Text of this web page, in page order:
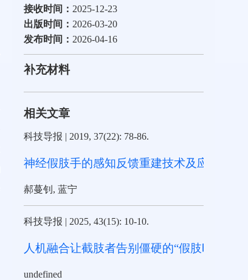
接收时间： 2025-12-23
出版时间： 2026-03-20
发布时间： 2026-04-16
补充材料
相关文章
科技导报 | 2019, 37(22): 78-86.
神经假肢手的感知反馈重建技术及应用
郝蔓钊, 蓝宁
科技导报 | 2025, 43(15): 10-10.
人机融合让截肢者告别僵硬的“假肢时代”
undefined